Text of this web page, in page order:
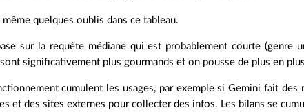
quelques oublis dans ce tableau.
sur la requête médiane qui est probablement courte (genre
significativement plus gourmands et on pousse de plus en
cumulent les usages, par exemple si Gemini fait des
et des sites externes pour collecter des infos. Les bilans se